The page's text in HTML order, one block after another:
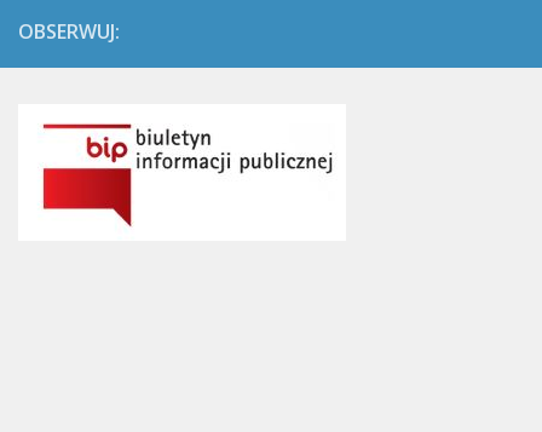
OBSERWUJ: